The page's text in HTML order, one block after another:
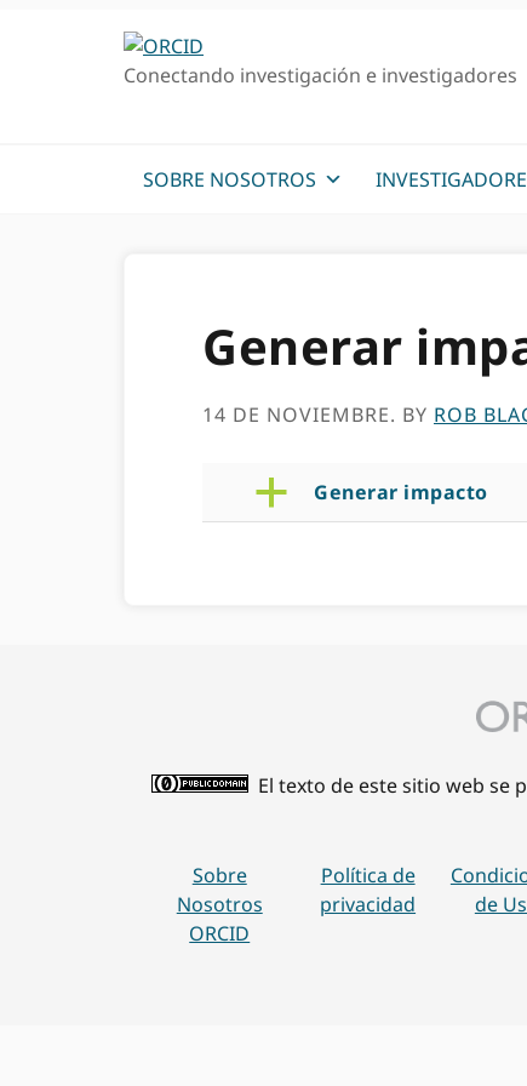
Conectando investigación e investigadores
SOBRE NOSOTROS
Generar
14 DE NOVIEMBRE. BY ROB
a Generar impacto
El texto de este sitio web se
Sobre
Nosotros
ORCID
Política de
privacidad
de